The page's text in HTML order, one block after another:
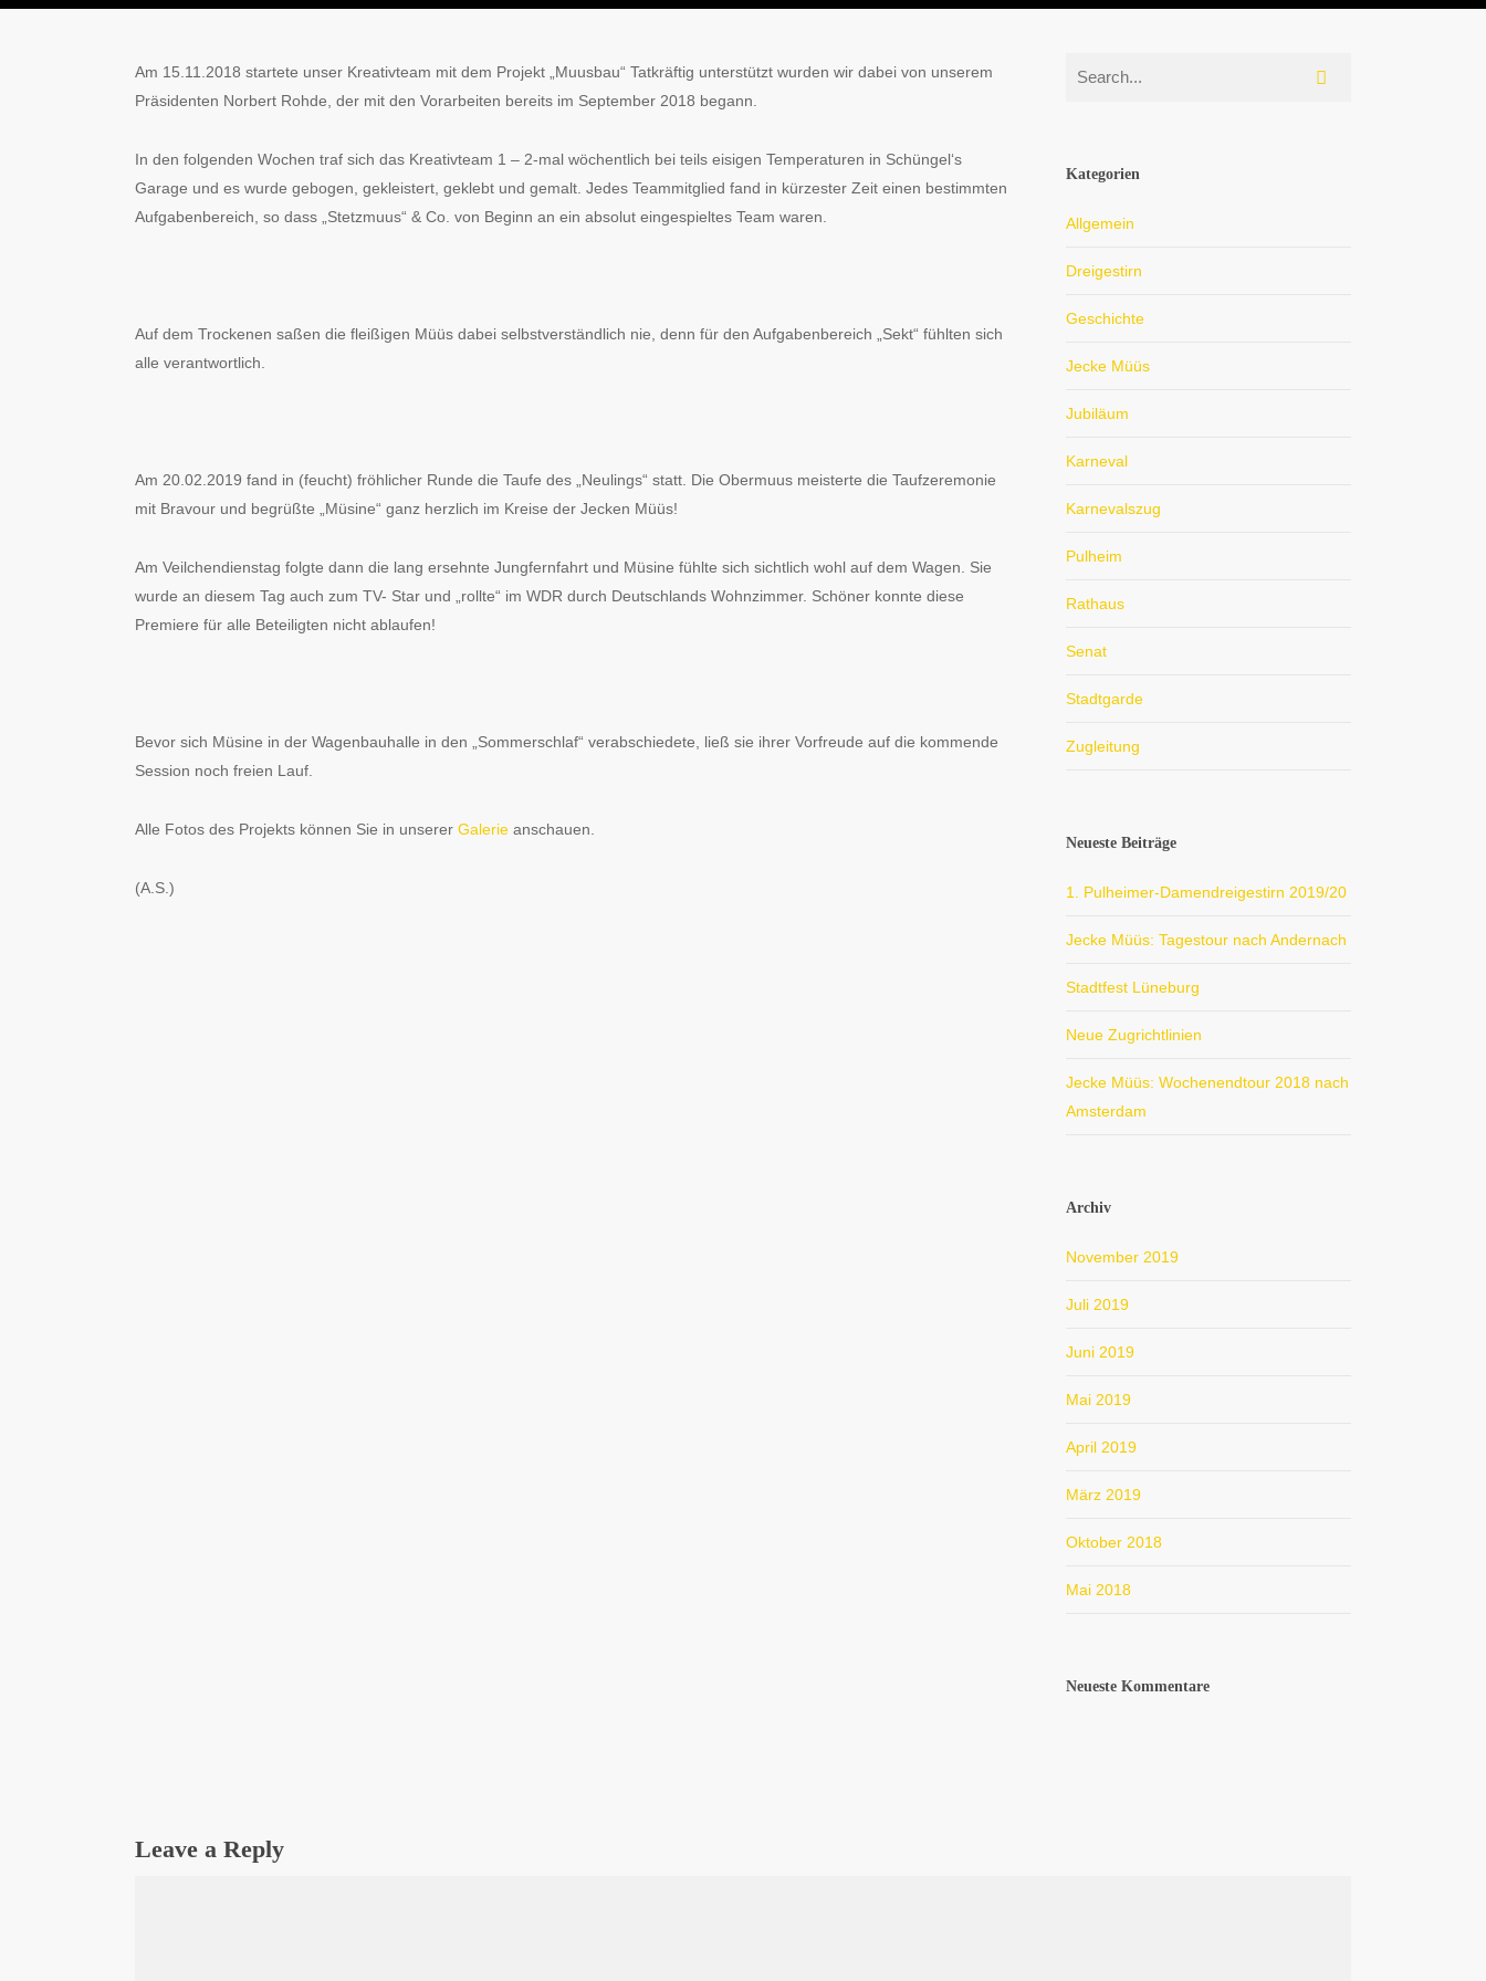
Am 15.11.2018 startete unser Kreativteam mit dem Projekt „Muusbau“ Tatkräftig unterstützt wurden wir dabei von unserem
Präsidenten Norbert Rohde, der mit den Vorarbeiten bereits im September 2018 begann.
In den folgenden Wochen traf sich das Kreativteam 1 – 2-mal wöchentlich bei teils eisigen Temperaturen in Schüngel‘s
Garage und es wurde gebogen, gekleistert, geklebt und gemalt. Jedes Teammitglied fand in kürzester Zeit einen bestimmten
Aufgabenbereich, so dass „Stetzmuus“ & Co. von Beginn an ein absolut eingespieltes Team waren.
Auf dem Trockenen saßen die fleißigen Müüs dabei selbstverständlich nie, denn für den Aufgabenbereich „Sekt“ fühlten sich
alle verantwortlich.
Am 20.02.2019 fand in (feucht) fröhlicher Runde die Taufe des „Neulings“ statt. Die Obermuus meisterte die Taufzeremonie
mit Bravour und begrüßte „Müsine“ ganz herzlich im Kreise der Jecken Müüs!
Am Veilchendienstag folgte dann die lang ersehnte Jungfernfahrt und Müsine fühlte sich sichtlich wohl auf dem Wagen. Sie
wurde an diesem Tag auch zum TV- Star und „rollte“ im WDR durch Deutschlands Wohnzimmer. Schöner konnte diese
Premiere für alle Beteiligten nicht ablaufen!
Bevor sich Müsine in der Wagenbauhalle in den „Sommerschlaf“ verabschiedete, ließ sie ihrer Vorfreude auf die kommende
Session noch freien Lauf.
Alle Fotos des Projekts können Sie in unserer Galerie anschauen.
(A.S.)
Kategorien
Allgemein
Dreigestirn
Geschichte
Jecke Müüs
Jubiläum
Karneval
Karnevalszug
Pulheim
Rathaus
Senat
Stadtgarde
Zugleitung
Neueste Beiträge
1. Pulheimer-Damendreigestirn 2019/20
Jecke Müüs: Tagestour nach Andernach
Stadtfest Lüneburg
Neue Zugrichtlinien
Jecke Müüs: Wochenendtour 2018 nach
Amsterdam
Archiv
November 2019
Juli 2019
Juni 2019
Mai 2019
April 2019
März 2019
Oktober 2018
Mai 2018
Neueste Kommentare
Leave a Reply